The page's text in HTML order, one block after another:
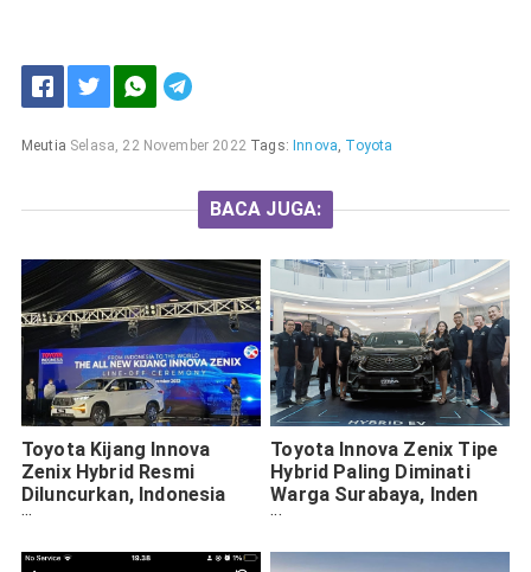
Meutia Selasa, 22 November 2022 Tags: Innova, Toyota
BACA JUGA:
Toyota Kijang Innova
Zenix Hybrid Resmi
Diluncurkan, Indonesia
Jadi Basis Ekspor
Toyota Innova Zenix Tipe
Hybrid Paling Diminati
Warga Surabaya, Inden
Capai 600 Unit